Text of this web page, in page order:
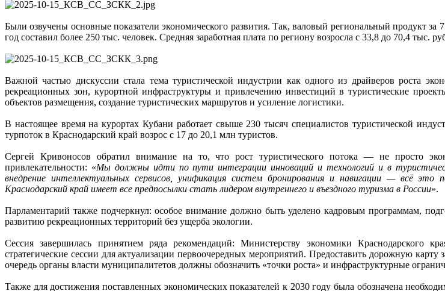
Были озвучены основные показатели экономического развития. Так, валовый региональный продукт
год составил более 250 тыс. человек. Средняя заработная плата по региону возросла с 33,8 до 70,4 тыс.
Важной частью дискуссии стала тема туристической индустрии как одного из драйверов роста
рекреационных зон, курортной инфраструктуры и привлечению инвестиций в туристические
объектов размещения, создание туристических маршрутов и усиление логистики.
В настоящее время на курортах Кубани работает свыше 230 тысяч специалистов туристической
турпоток в Краснодарский край возрос с 17 до 20,1 млн туристов.
Сергей Кривоносов обратил внимание на то, что рост туристического потока — не просто
привлекательности: «Мы должны идти по пути интеграции инноваций и технологий и в
внедрение интеллектуальных сервисов, унификация систем бронирования и навигации — всё
Краснодарский край имеет все предпосылки стать лидером внутреннего и въездного туризма в России».
Парламентарий также подчеркнул: особое внимание должно быть уделено кадровым программам,
развитию рекреационных территорий без ущерба экологии.
Сессия завершилась принятием ряда рекомендаций: Министерству экономики Краснодарского
стратегические сессии для актуализации первоочередных мероприятий. Предоставить дорожную
очередь органы власти муниципалитетов должны обозначить «точки роста» и инфраструктурные
Также для достижения поставленных экономических показателей к 2030 году была обозначена